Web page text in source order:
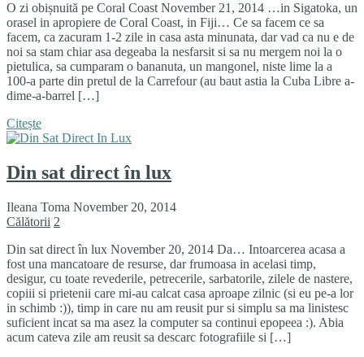
O zi obișnuită pe Coral Coast November 21, 2014 …in Sigatoka, un
orasel in apropiere de Coral Coast, in Fiji… Ce sa facem ce sa
facem, ca zacuram 1-2 zile in casa asta minunata, dar vad ca nu e de
noi sa stam chiar asa degeaba la nesfarsit si sa nu mergem noi la o
pietulica, sa cumparam o bananuta, un mangonel, niste lime la a
100-a parte din pretul de la Carrefour (au baut astia la Cuba Libre a-
dime-a-barrel […]
Citește
Din sat direct în lux
Ileana Toma November 20, 2014
Călătorii 2
Din sat direct în lux November 20, 2014 Da… Intoarcerea acasa a
fost una mancatoare de resurse, dar frumoasa in acelasi timp,
desigur, cu toate revederile, petrecerile, sarbatorile, zilele de nastere,
copiii si prietenii care mi-au calcat casa aproape zilnic (si eu pe-a lor
in schimb :)), timp in care nu am reusit pur si simplu sa ma linistesc
suficient incat sa ma asez la computer sa continui epopeea :). Abia
acum cateva zile am reusit sa descarc fotografiile si […]